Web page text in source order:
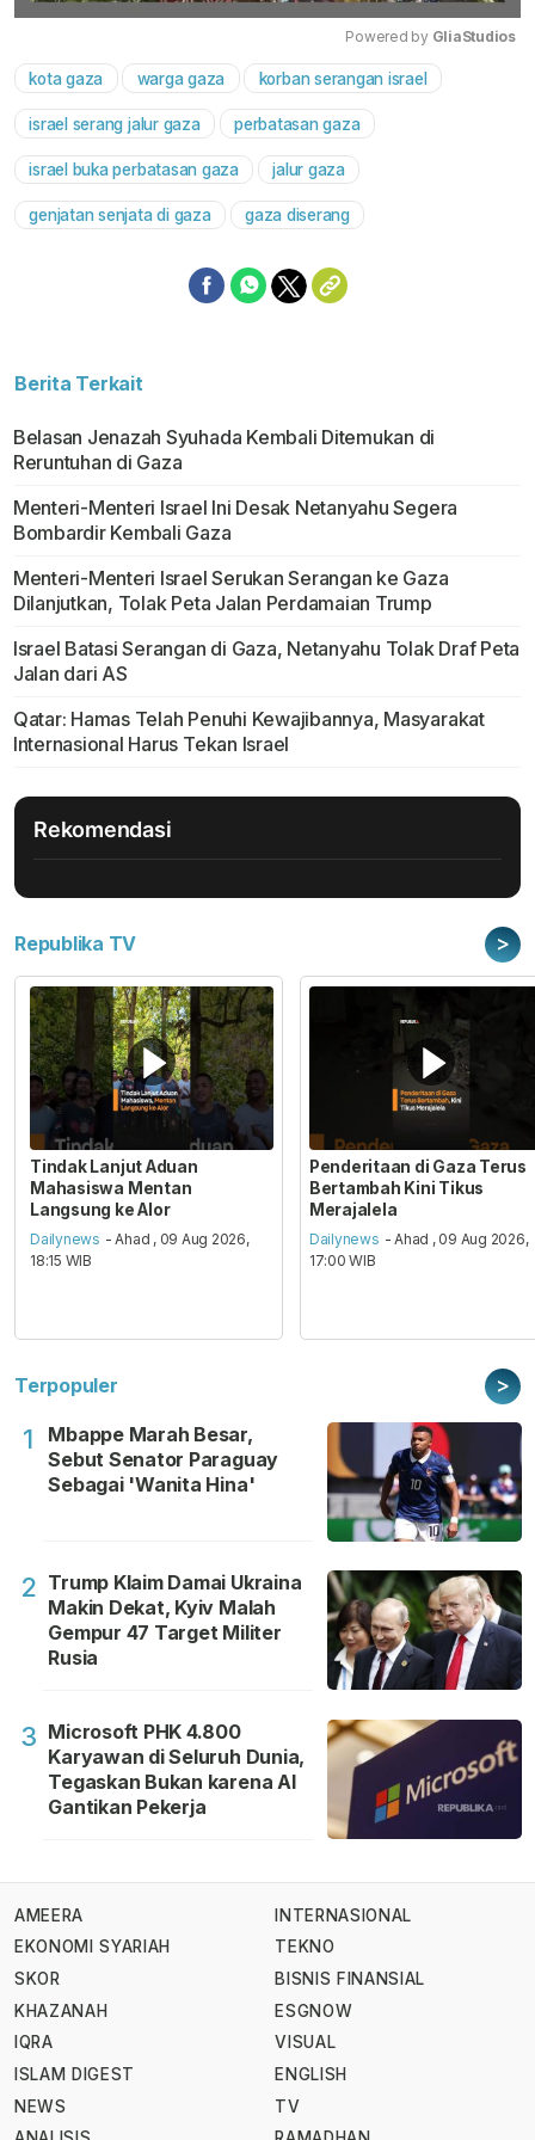
Mute
Powered by GliaStudios
kota gaza warga gaza korban serangan israel
israel serang jalur gaza perbatasan gaza
israel buka perbatasan gaza jalur gaza
genjatan senjata di gaza gaza diserang
Berita Terkait
Belasan Jenazah Syuhada Kembali Ditemukan di
Reruntuhan di Gaza
Menteri-Menteri Israel Ini Desak Netanyahu Segera
Bombardir Kembali Gaza
Menteri-Menteri Israel Serukan Serangan ke Gaza
Dilanjutkan, Tolak Peta Jalan Perdamaian Trump
Israel Batasi Serangan di Gaza, Netanyahu Tolak Draf Peta
Jalan dari AS
Qatar: Hamas Telah Penuhi Kewajibannya, Masyarakat
Internasional Harus Tekan Israel
Rekomendasi
Republika TV >
Tindak Lanjut Aduan
Mahasiswa Mentan
Langsung ke Alor
Dailynews - Ahad , 09 Aug 2026,
18:15 WIB
Penderitaan di Gaza Terus
Bertambah Kini Tikus
Merajalela
Dailynews - Ahad , 09 Aug 2026,
17:00 WIB
Terpopuler >
1
Mbappe Marah Besar,
Sebut Senator Paraguay
Sebagai 'Wanita Hina'
2 Trump Klaim Damai Ukraina
Makin Dekat, Kyiv Malah
Gempur 47 Target Militer
Rusia
3 Microsoft PHK 4.800
Karyawan di Seluruh Dunia,
Tegaskan Bukan karena AI
Gantikan Pekerja
AMEERA
EKONOMI SYARIAH
SKOR
KHAZANAH
IQRA
ISLAM DIGEST
NEWS
INTERNASIONAL
TEKNO
BISNIS FINANSIAL
ESGNOW
VISUAL
ENGLISH
TV